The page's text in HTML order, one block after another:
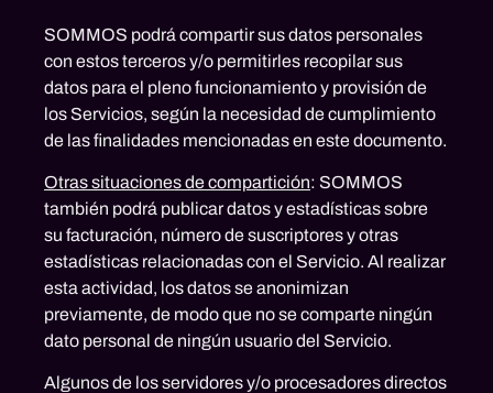
SOMMOS podrá compartir sus datos personales
con estos terceros y/o permitirles recopilar sus
datos para el pleno funcionamiento y provisión de
los Servicios, según la necesidad de cumplimiento
de las finalidades mencionadas en este documento.
Otras situaciones de compartición: SOMMOS
también podrá publicar datos y estadísticas sobre
su facturación, número de suscriptores y otras
estadísticas relacionadas con el Servicio. Al realizar
esta actividad, los datos se anonimizan
previamente, de modo que no se comparte ningún
dato personal de ningún usuario del Servicio.
Algunos de los servidores y/o procesadores directos